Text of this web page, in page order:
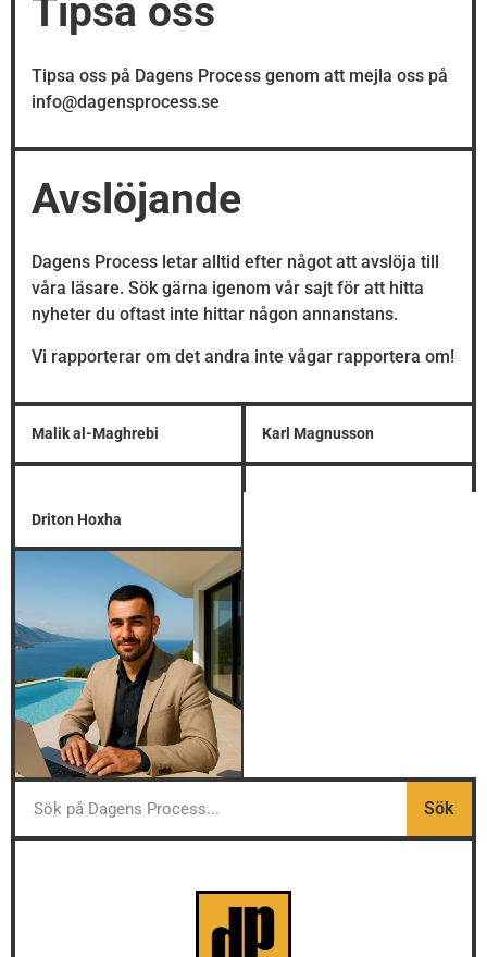
Tipsa oss
Tipsa oss på Dagens Process genom att mejla oss på
info@dagensprocess.se
Avslöjande
Dagens Process letar alltid efter något att avslöja till
våra läsare. Sök gärna igenom vår sajt för att hitta
nyheter du oftast inte hittar någon annanstans.
Vi rapporterar om det andra inte vågar rapportera om!
Malik al-Maghrebi Karl Magnusson
Driton Hoxha
Sök